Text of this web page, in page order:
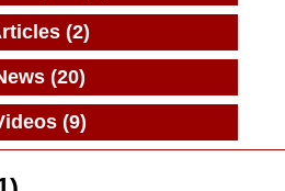
(2)
(20)
(9)